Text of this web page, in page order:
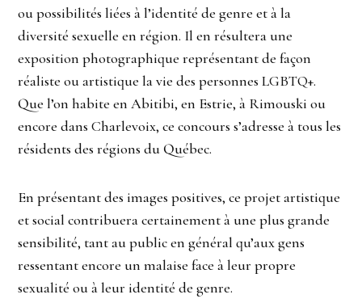
ou possibilités liées à l’identité de genre et à la
diversité sexuelle en région. Il en résultera une
exposition photographique représentant de façon
réaliste ou artistique la vie des personnes LGBTQ+.
Que l’on habite en Abitibi, en Estrie, à Rimouski ou
encore dans Charlevoix, ce concours s’adresse à tous les
résidents des régions du Québec.
En présentant des images positives, ce projet artistique
et social contribuera certainement à une plus grande
sensibilité, tant au public en général qu’aux gens
ressentant encore un malaise face à leur propre
sexualité ou à leur identité de genre.